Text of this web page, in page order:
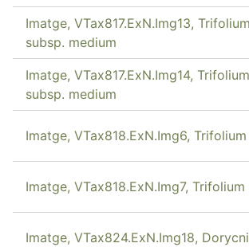
Imatge, VTax817.ExN.Img13,
subsp. medium
Imatge, VTax817.ExN.Img14,
subsp. medium
Imatge, VTax818.ExN.Img6,
Imatge, VTax818.ExN.Img7,
Imatge, VTax824.ExN.Img18,